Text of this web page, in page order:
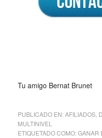
Tu amigo Bernat Brunet
PUBLICADO EN:AFILIADOS,
MULTINIVEL
ETIQUETADO COMO:GANAR